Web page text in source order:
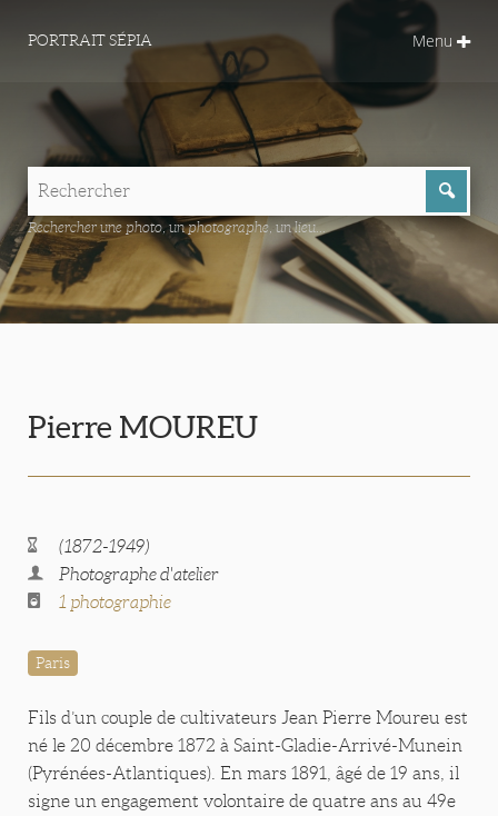
PORTRAIT SÉPIA Menu
Rechercher une photo, un photographe, un lieu...
Pierre MOUREU
(1872-1949)
Photographe d'atelier
1 photographie
Paris
Fils d’un couple de cultivateurs Jean Pierre Moureu est
né le 20 décembre 1872 à Saint-Gladie-Arrivé-Munein
(Pyrénées-Atlantiques). En mars 1891, âgé de 19 ans, il
signe un engagement volontaire de quatre ans au 49e